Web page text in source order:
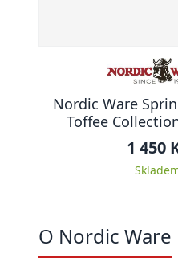
Nordic Ware
Toffee
bábovku 23,5 cm
1 450
O Nordic Ware